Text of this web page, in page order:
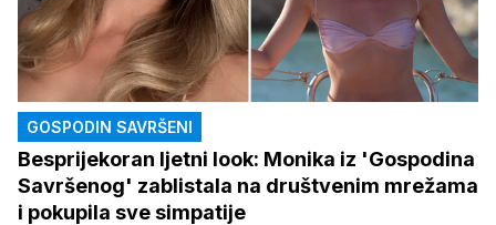
GOSPODIN SAVRŠENI
Besprijekoran ljetni look: Monika iz 'Gospodina
Savršenog' zablistala na društvenim mrežama
i pokupila sve simpatije